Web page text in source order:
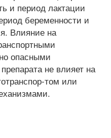
и период лактации
беременности и
Влияние на
опасными
не влияет на
том или